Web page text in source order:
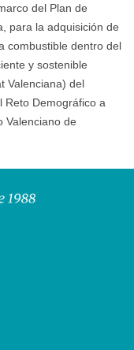
del Plan de
para la adquisición de
combustible dentro del
y sostenible
Valenciana) del
Reto Demográfico a
Valenciano de